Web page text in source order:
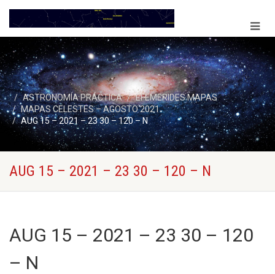
ASTRONOMÍA PRÁCTICA
EFEMERIDES MAPAS
MAPAS CELESTES – AGOSTO 2021
AUG 15 – 2021 – 23 30 – 120 – N
AUG 15 – 2021 – 23 30 – 120 – N
AUG 15 – 2021 – 23 30 – 120
– N